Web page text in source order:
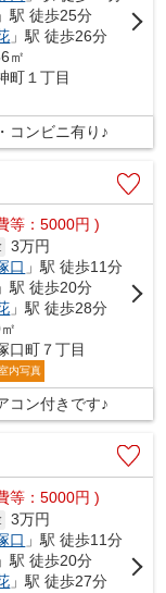
」駅 徒歩25分
」駅 徒歩26分
㎡
町１丁目
コンビニ有り♪
等：5000円 )
3万円
口 」駅 徒歩11分
」駅 徒歩20分
」駅 徒歩28分
口町７丁目
内写真
コン付きです♪
等：5000円 )
3万円
口 」駅 徒歩11分
」駅 徒歩20分
」駅 徒歩27分